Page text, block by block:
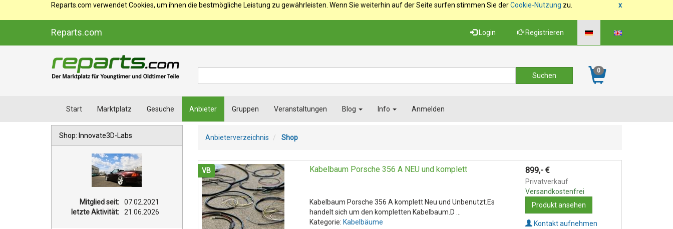
x
Reparts.com verwendet Cookies, um ihnen die bestmögliche Leistung zu gewährleisten. Wenn Sie weiterhin auf der Seite surfen stimmen Sie derCookie-Nutzung zu.
Reparts.com Login Registrieren
0
Start Marktplatz Gesuche Anbieter Gruppen Veranstaltungen Blog Info Anmelden
Anbieterverzeichnis Shop
VB Kabelbaum Porsche 356 A NEU und komplett
Kabelbaum Porsche 356 A komplett Neu und Unbenutzt.Es
handelt sich um den kompletten Kabelbaum.D ...
Kategorie: Kabelbäume
899,- €
Privatverkauf
Versandkostenfrei
Produkt ansehen
Kontakt aufnehmen
Shop: Innovate3D-Labs
Mitglied seit:
07.02.2021
letzte Aktivität:
21.06.2026